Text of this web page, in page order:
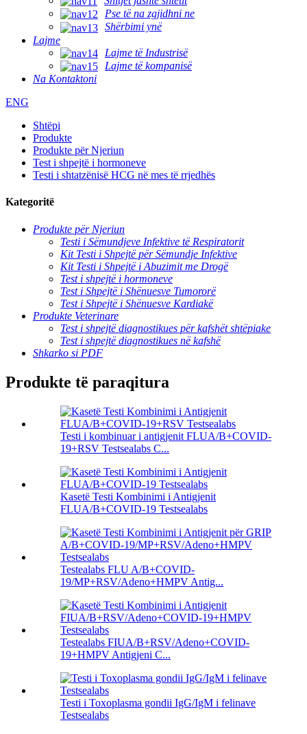
Pse të na zgjidhni ne
Shërbimi ynë
Lajme
Lajme të Industrisë
Lajme të kompanisë
Na Kontaktoni
ENG
Shtëpi
Produkte
Produkte për Njeriun
Test i shpejtë i hormoneve
Testi i shtatzënisë HCG në mes të rrjedhës
Kategoritë
Produkte për Njeriun
Testi i Sëmundjeve Infektive të Respiratorit
Kit Testi i Shpejtë për Sëmundje Infektive
Kit Testi i Shpejtë i Abuzimit me Drogë
Test i shpejtë i hormoneve
Test i Shpejtë i Shënuesve Tumororë
Test i Shpejtë i Shënuesve Kardiakë
Produkte Veterinare
Test i shpejtë diagnostikues për kafshët shtëpiake
Test i shpejtë diagnostikues në kafshë
Shkarko si PDF
Produkte të paraqitura
Testi i kombinuar i antigjenit FLUA/B+COVID-
19+RSV Testsealabs C...
Kasetë Testi Kombinimi i Antigjenit
FLUA/B+COVID-19 Testsealabs
Testealabs FLU A/B+COVID-
19/MP+RSV/Adeno+HMPV Antig...
Testealabs FIUA/B+RSV/Adeno+COVID-
19+HMPV Antigjeni C...
Testi i Toxoplasma gondii IgG/IgM i felinave
Testsealabs